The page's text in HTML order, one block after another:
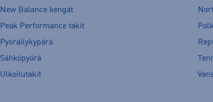
New Balance kengät
Peak Performance takit
Pyöräilykypärä
Sähköpyörä
Ulkoilutakit